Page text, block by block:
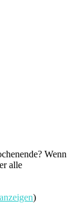
Wenn
alle
)